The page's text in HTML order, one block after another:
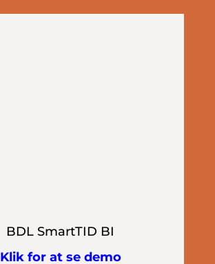
BDL SmartTID BI
Klik for at se demo